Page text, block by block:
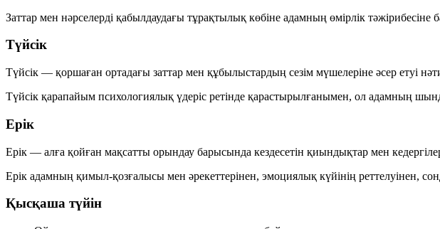
Заттар мен нәрселерді қабылдаудағы тұрақтылық көбіне адамның өмірлік тәжірибесіне
Түйсік
Түйсік — қоршаған ортадағы заттар мен құбылыстардың сезім мүшелеріне әсер етуі
Түйсік қарапайым психологиялық үдеріс ретінде қарастырылғанымен, ол адамның
Ерік
Ерік — алға қойған мақсатты орындау барысында кездесетін қиындықтар мен
Ерік адамның қимыл-қозғалысы мен әрекеттерінен, эмоциялық күйінің реттелуінен,
Қысқаша түйін